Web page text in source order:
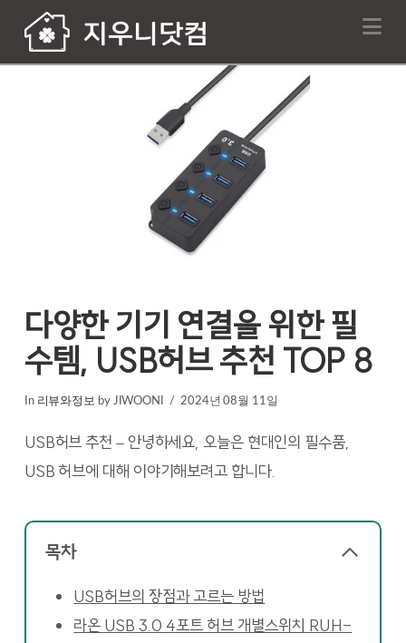
다양한 기기 연결을 위한 필
수템, USB허브 추천 TOP 8
In 리뷰와정보 by JIWOONI 2024년 08월 11일
USB허브 추천 – 안녕하세요, 오늘은 현대인의 필수품,
USB 허브에 대해 이야기해보려고 합니다.
목차
USB허브의 장점과 고르는 방법
라온 USB 3.0 4포트 허브 개별스위치 RUH-